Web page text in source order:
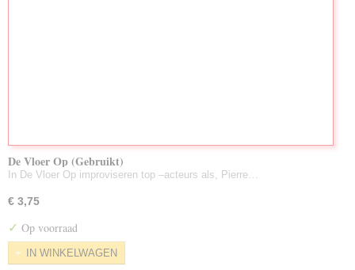
De Vloer Op (Gebruikt)
In De Vloer Op improviseren top –acteurs als, Pierre…
€ 3,75
✓ Op voorraad
IN WINKELWAGEN